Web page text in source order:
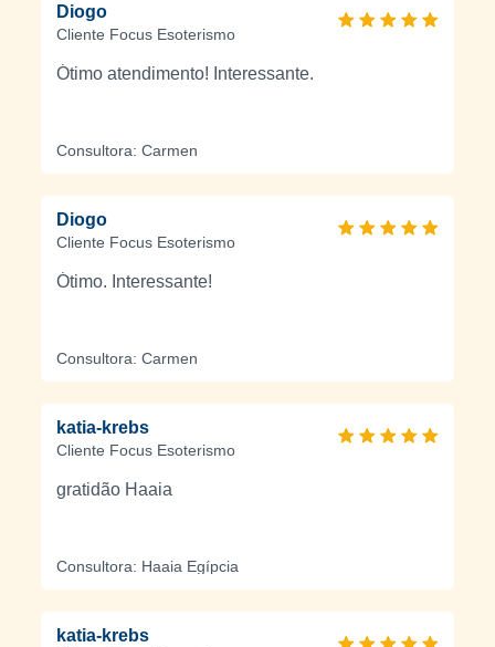
Diogo
Cliente Focus Esoterismo
Ótimo atendimento! Interessante.
Consultora: Carmen
Diogo
Cliente Focus Esoterismo
Ótimo. Interessante!
Consultora: Carmen
katia-krebs
Cliente Focus Esoterismo
gratidão Haaia
Consultora: Haaia Egípcia
katia-krebs